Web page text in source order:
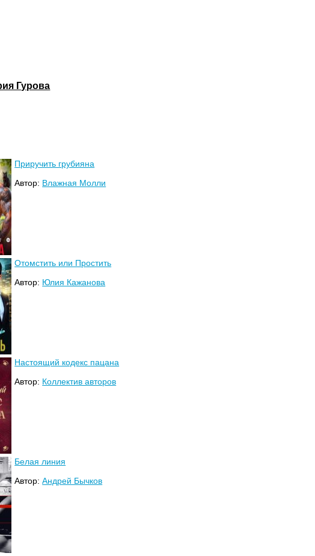
Гурова
Приручить грубияна
Автор: Влажная Молли
Отомстить или Простить
Автор: Юлия Кажанова
Настоящий кодекс пацана
Автор: Коллектив авторов
Белая линия
Автор:Андрей Бычков